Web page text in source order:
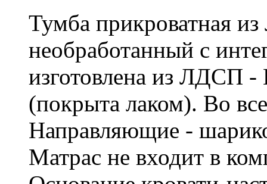
Тумба прикроватная
необработанный с
изготовлена из ЛДСП -
(покрыта лаком). Во
Направляющие -
Матрас не входит в